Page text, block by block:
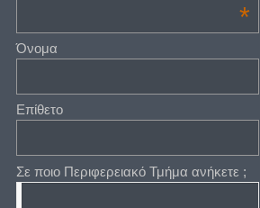
*
Όνομα
Επίθετο
Σε ποιο Περιφερειακό Τμήμα ανήκετε ;